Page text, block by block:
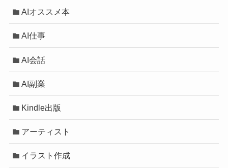
AIオススメ本
AI仕事
AI会話
AI副業
Kindle出版
アーティスト
イラスト作成